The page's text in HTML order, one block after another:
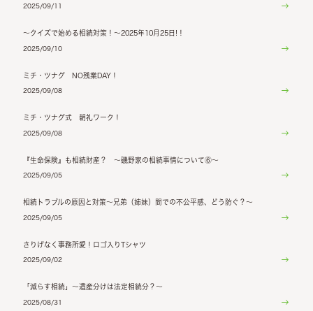
2025/09/11
～クイズで始める相続対策！～2025年10月25日!！
2025/09/10
ミチ・ツナグ NO残業DAY！
2025/09/08
ミチ・ツナグ式 朝礼ワーク！
2025/09/08
『生命保険』も相続財産？ ～磯野家の相続事情について⑥～
2025/09/05
相続トラブルの原因と対策～兄弟（姉妹）間での不公平感、どう防ぐ？～
2025/09/05
さりげなく事務所愛！ロゴ入りTシャツ
2025/09/02
「減らす相続」～遺産分けは法定相続分？～
2025/08/31